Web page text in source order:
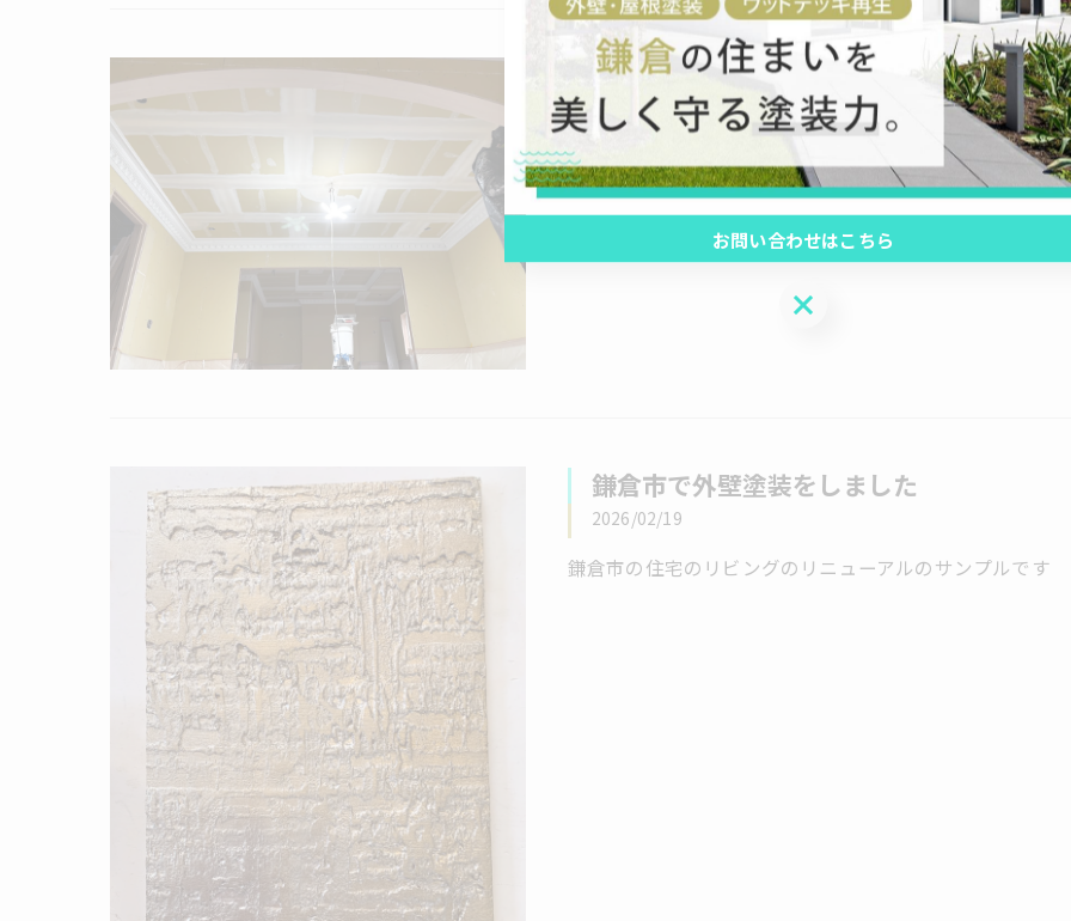
鎌倉市でドライウォール工事2日目です！
2026/03/03
今日は朝から久しぶりの雨そして気温も下がりヒーター
た！パテ1回目終了明日は2回目のパテです！
鎌倉市で外壁塗装をしました
2026/02/19
鎌倉市の住宅のリビングのリニューアルのサンプルです
お問い合わせはこちら
お問い合わせはこちら